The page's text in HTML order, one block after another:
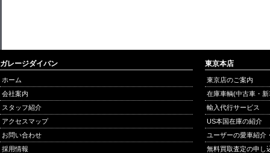
ガレージダイバン
ホーム
会社案内
スタッフ紹介
アクセスマップ
お問い合わせ
採用情報
東京本店
東京店のご案内
在庫車輌(中古車・
輸入代行サービス
US本国在庫の紹介
ユーザーの愛車紹介
無料買取査定の申し